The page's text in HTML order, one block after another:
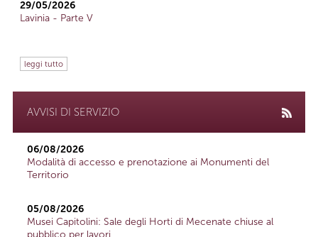
29/05/2026
Lavinia - Parte V
leggi tutto
AVVISI DI SERVIZIO
06/08/2026
Modalità di accesso e prenotazione ai Monumenti del
Territorio
05/08/2026
Musei Capitolini: Sale degli Horti di Mecenate chiuse al